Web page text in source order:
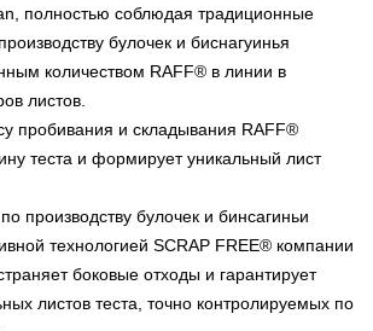
полностью соблюдая традиционные
булочек и биснагуинья
количеством RAFF® в линии в
листов.
пробивания и складывания RAFF®
теста и формирует уникальный лист
производству булочек и бинсагиньи
технологией SCRAP FREE® компании
боковые отходы и гарантирует
листов теста, точно контролируемых по